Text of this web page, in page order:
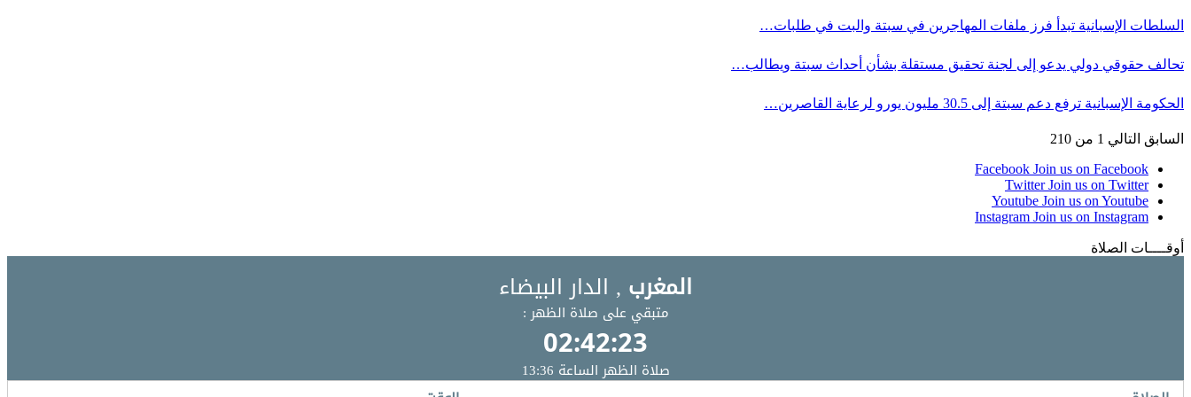
السلطات الإسبانية تبدأ فرز ملفات المهاجرين في سبتة والبت في طلبات…
تحالف حقوقي دولي يدعو إلى لجنة تحقيق مستقلة بشأن أحداث سبتة ويطالب…
الحكومة الإسبانية ترفع دعم سبتة إلى 30.5 مليون يورو لرعاية القاصرين…
السابق التالي 1 من 210
Facebook Join us on Facebook
Twitter Join us on Twitter
Youtube Join us on Youtube
Instagram Join us on Instagram
أوقــــات الصلاة